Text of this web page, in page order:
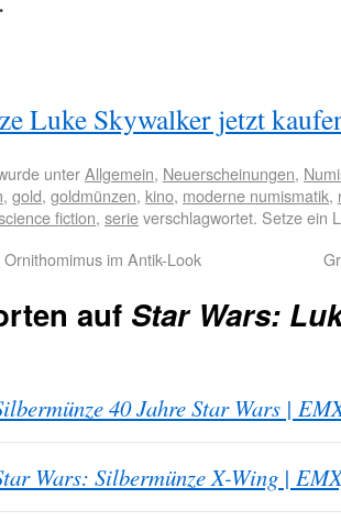
Luke Skywalker jetzt
unterAllgemein, Neuerscheinungen,
, gold, goldmünzen, kino, moderne numismatik,
fiction, serieverschlagwortet. Setze ein
im Antik-Look
auf Star Wars:
40 Jahre Star Wars |
Wars: Silbermünze X-Wing |